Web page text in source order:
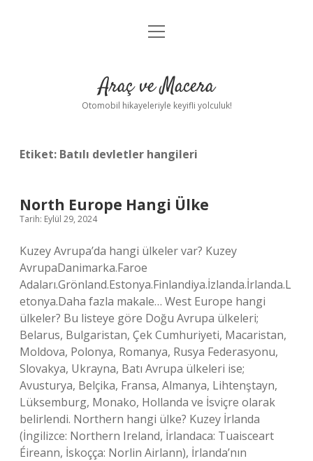
Anasayfa
Yasal Uyarı
menüyü
Araç ve Macera
Otomobil hikayeleriyle keyifli yolculuk!
Etiket: Batılı devletler hangileri
North Europe Hangi Ülke
Tarih: Eylül 29, 2024
Kuzey Avrupa’da hangi ülkeler var? Kuzey
AvrupaDanimarka.Faroe
Adaları.Grönland.Estonya.Finlandiya.İzlanda.İrlanda.L
etonya.Daha fazla makale… West Europe hangi
ülkeler? Bu listeye göre Doğu Avrupa ülkeleri;
Belarus, Bulgaristan, Çek Cumhuriyeti, Macaristan,
Moldova, Polonya, Romanya, Rusya Federasyonu,
Slovakya, Ukrayna, Batı Avrupa ülkeleri ise;
Avusturya, Belçika, Fransa, Almanya, Lihtenştayn,
Lüksemburg, Monako, Hollanda ve İsviçre olarak
belirlendi. Northern hangi ülke? Kuzey İrlanda
(İngilizce: Northern Ireland, İrlandaca: Tuaisceart
Éireann, İskoçça: Norlin Airlann), İrlanda’nın